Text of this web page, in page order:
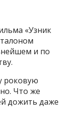
«Узник
и по
роковую
Что же
дожить даже